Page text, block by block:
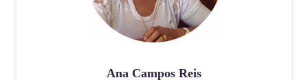
Ana Campos Reis